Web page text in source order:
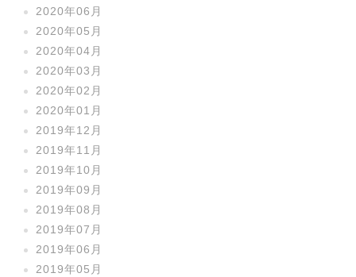
2020年06月
2020年05月
2020年04月
2020年03月
2020年02月
2020年01月
2019年12月
2019年11月
2019年10月
2019年09月
2019年08月
2019年07月
2019年06月
2019年05月